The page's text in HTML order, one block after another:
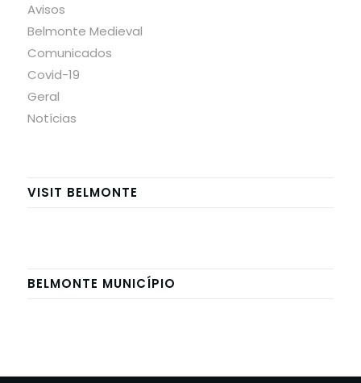
Avisos
Belmonte Medieval
Comunicados
Covid-19
Geral
Notícias
VISIT BELMONTE
BELMONTE MUNICÍPIO